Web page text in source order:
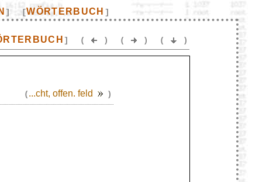
] [WÖRTERBUCH ]
] ( ) ( ) ( )
(...cht, offen. feld )